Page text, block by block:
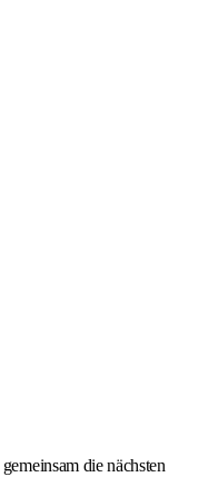
die nächsten